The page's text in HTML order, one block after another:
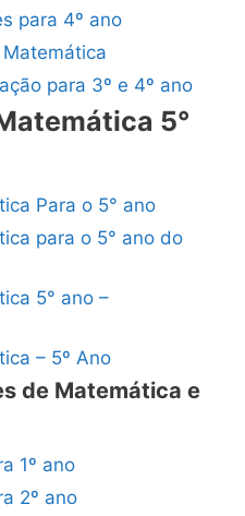
para 4º ano
para 3º e 4º ano
5°
Para o 5° ano
para o 5° ano do
5° ano –
– 5º Ano
de Matemática e
1º ano
2º ano